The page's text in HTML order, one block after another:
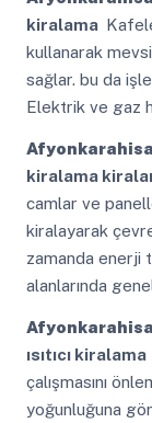
kiralama
kullanarak
sağlar. bu da
Elektrik ve gaz
kiralama
camlar ve
kiralayarak
zamanda enerji
alanlarında
ısıtıcı kiralama
çalışmasını
yoğunluğuna